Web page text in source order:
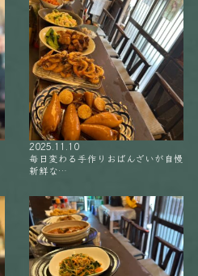
2025.11.10
毎日変わる手作りおばんざいが自慢
新鮮な…